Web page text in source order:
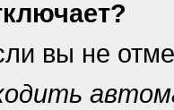
вы не